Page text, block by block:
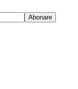
Abonare